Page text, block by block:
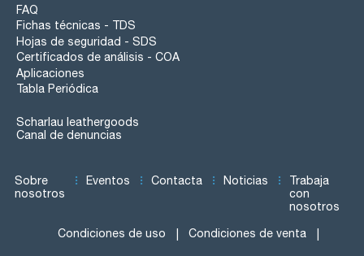
FAQ
Fichas técnicas - TDS
Hojas de seguridad - SDS
Certificados de análisis - COA
Aplicaciones
Tabla Periódica
Scharlau leathergoods
Canal de denuncias
Sobre
nosotros
Eventos Contacta Noticias
Trabaja
con
nosotros
Condiciones de uso Condiciones de venta